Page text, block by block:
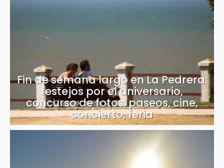
Fin de semana largo en La Pedrera:
festejos por el aniversario,
concurso de fotos, paseos, cine,
concierto, feria